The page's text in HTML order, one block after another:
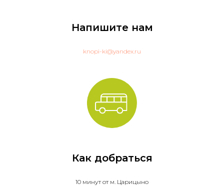
Напишите нам
knopi-ki@yandex.ru
Как добраться
10 минут от м. Царицыно